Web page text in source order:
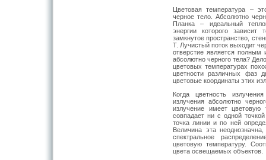
Цветовая температура –
черное тело. Абсолютно
Планка – идеальный
энергии которого
замкнутое пространство,
Т. Лучистый поток выходит
отверстие является полным
абсолютно черного тела?
цветовых температурах
цветности различных фаз
цветовые координаты этих
Когда цветность
излучения абсолютно
излучение имеет цветовую
совпадает ни с одной
точка линии и по ней
Величина эта
спектральное
цветовую температуру.
цвета освещаемых объектов.